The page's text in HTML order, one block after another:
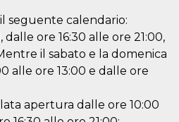
seguente calendario:
ore 16:30 alle ore 21:00,
il sabato e la domenica
alle ore 13:00 e dalle ore
apertura dalle ore 10:00
usuario
que se
ayudar